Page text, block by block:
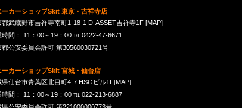
ーカーショップSkit 東京・吉祥寺店
都武蔵野市吉祥寺南町1-18-1 D-ASSET吉祥寺1F [MAP]
時間： 11：00～19：00 ℡ 0422-47-6671
都公安委員会許可 第30560030721号
ーカーショップSkit 宮城・仙台店
県仙台市青葉区北目町4-7 HSGビル1F[MAP]
時間： 11：00～19：00 ℡ 022-213-6887